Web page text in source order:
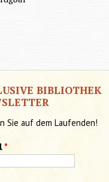
BIBLIOTHEK
Sie auf dem Laufenden!
*